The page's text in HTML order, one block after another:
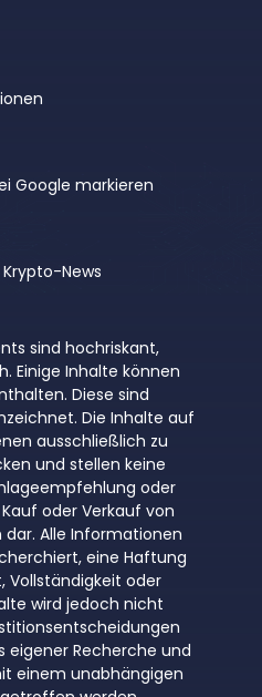
Google markieren
News
sind hochriskant,
Einige Inhalte können
Diese sind
Die Inhalte auf
ausschließlich zu
und stellen keine
oder
oder Verkauf von
Alle Informationen
eine Haftung
Vollständigkeit oder
wird jedoch nicht
eigener Recherche und
einem unabhängigen